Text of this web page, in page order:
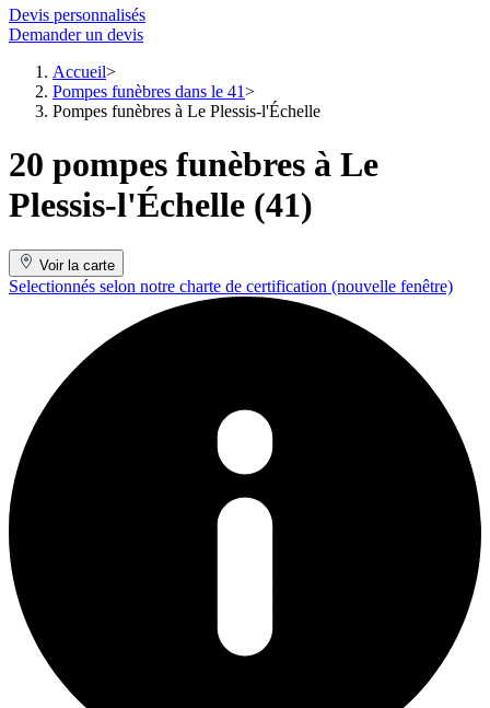
Devis personnalisés
Demander un devis
Accueil
Pompes funèbres dans le 41
Pompes funèbres à Le Plessis-l'Échelle
20 pompes funèbres à Le
Plessis-l'Échelle (41)
Voir la carte
Selectionnés selon notre charte de certification (nouvelle fenêtre)